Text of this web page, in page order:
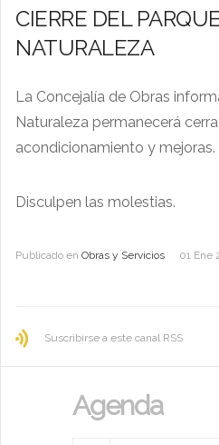
CIERRE DEL
NATURALEZA
La Concejalía de Obras
Naturaleza permanecerá
acondicionamiento y mejoras.
Disculpen las molestias.
Publicado en Obras y Servicios 01 Ene
Suscribirse a este canal RSS
Agenda